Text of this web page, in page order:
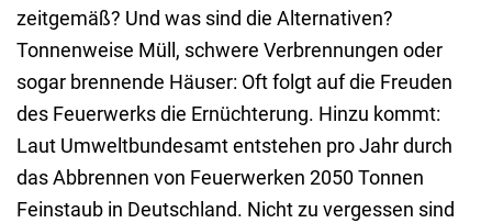
zeitgemäß? Und was sind die Alternativen?
Tonnenweise Müll, schwere Verbrennungen oder
sogar brennende Häuser: Oft folgt auf die Freuden
des Feuerwerks die Ernüchterung. Hinzu kommt:
Laut Umweltbundesamt entstehen pro Jahr durch
das Abbrennen von Feuerwerken 2050 Tonnen
Feinstaub in Deutschland. Nicht zu vergessen sind